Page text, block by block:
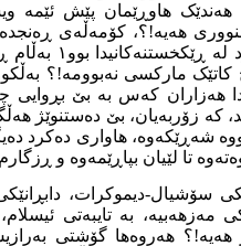
هاوڕێمان پێش ئێمە
هەیە!؟، کۆمەڵەی
ڕۆژێک لە
کاتێک مارکسی نەبوومە!؟
هەزاران کەس بە بێ
کە زۆربەیان، بێ دەستنوێژ
شەڕێکەوە، هاواری دەکرد
تا لێیان بپاڕێمەوە و
سۆشیال-دیموکرات،
مەزهەبیە، بە تایبەتی
هەیە!؟ هەروەها گۆشتی